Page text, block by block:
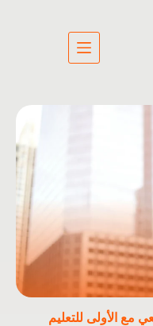
مع الأولى للتعليم